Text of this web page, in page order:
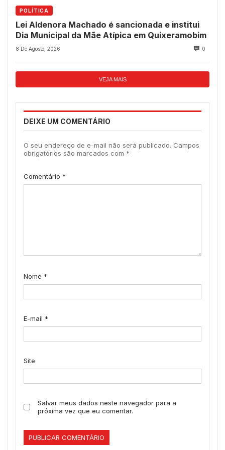
POLÍTICA
Lei Aldenora Machado é sancionada e institui
Dia Municipal da Mãe Atípica em Quixeramobim
8 De Agosto, 2026 0
VEJA MAIS
DEIXE UM COMENTÁRIO
O seu endereço de e-mail não será publicado. Campos
obrigatórios são marcados com *
Comentário *
Nome *
E-mail *
Site
Salvar meus dados neste navegador para a
próxima vez que eu comentar.